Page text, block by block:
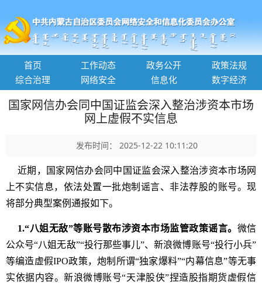
首页 工作动态 政务公开
政策法规
综合治理
网络安全 信息化 数字经济
国家网信办会同中国证监会深入整治涉资本市场
网上虚假不实信息
发布时间： 2025-12-22 10:11:20
近期，国家网信办会同中国证监会深入整治涉资本市场网
上不实信息，依法处置一批炮制谣言、非法荐股的账号。现
将部分典型案例通报如下。
1.“八姐无敌”等账号散布涉资本市场监管政策谣言。 微信
公众号“八姐无敌”“投行那些事儿”、新浪微博账号“投行小兵”
等编造虚假IPO政策，炮制所谓“独家爆料”“内幕信息”等无事
实依据内容。新浪微博账号“天津股侠”捏造股指期货虚假信